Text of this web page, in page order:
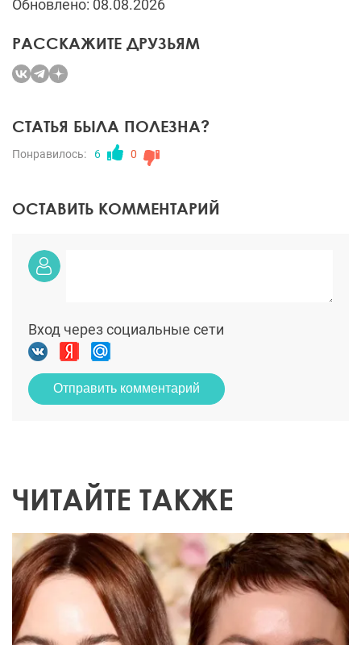
Обновлено: 08.08.2026
РАССКАЖИТЕ ДРУЗЬЯМ
СТАТЬЯ БЫЛА ПОЛЕЗНА?
Понравилось: 6 0
ОСТАВИТЬ КОММЕНТАРИЙ
Вход через социальные сети
Отправить комментарий
ЧИТАЙТЕ ТАКЖЕ